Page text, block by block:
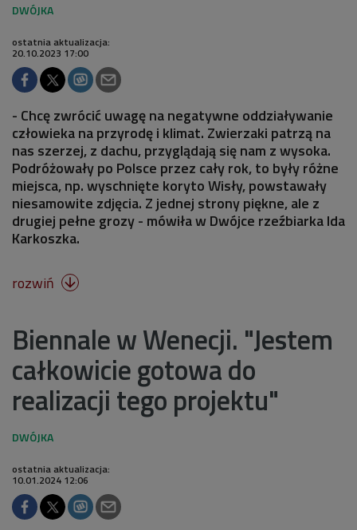
ostatnia aktualizacja:
20.10.2023 17:00
- Chcę zwrócić uwagę na negatywne oddziaływanie
człowieka na przyrodę i klimat. Zwierzaki patrzą na
nas szerzej, z dachu, przyglądają się nam z wysoka.
Podróżowały po Polsce przez cały rok, to były różne
miejsca, np. wyschnięte koryto Wisły, powstawały
niesamowite zdjęcia. Z jednej strony piękne, ale z
drugiej pełne grozy - mówiła w Dwójce rzeźbiarka Ida
Karkoszka.
rozwiń 
Biennale w Wenecji. "Jestem
całkowicie gotowa do
realizacji tego projektu"
ostatnia aktualizacja:
10.01.2024 12:06